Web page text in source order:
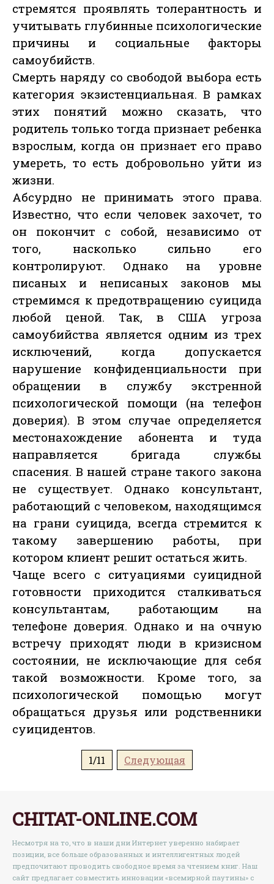
стремятся проявлять толерантность и
учитывать глубинные психологические
причины и социальные факторы
самоубийств.
Смерть наряду со свободой выбора есть
категория экзистенциальная. В рамках
этих понятий можно сказать, что
родитель только тогда признает ребенка
взрослым, когда он признает его право
умереть, то есть добровольно уйти из
жизни.
Абсурдно не принимать этого права.
Известно, что если человек захочет, то
он покончит с собой, независимо от
того, насколько сильно его
контролируют. Однако на уровне
писаных и неписаных законов мы
стремимся к предотвращению суицида
любой ценой. Так, в США угроза
самоубийства является одним из трех
исключений, когда допускается
нарушение конфиденциальности при
обращении в службу экстренной
психологической помощи (на телефон
доверия). В этом случае определяется
местонахождение абонента и туда
направляется бригада службы
спасения. В нашей стране такого закона
не существует. Однако консультант,
работающий с человеком, находящимся
на грани суицида, всегда стремится к
такому завершению работы, при
котором клиент решит остаться жить.
Чаще всего с ситуациями суицидной
готовности приходится сталкиваться
консультантам, работающим на
телефоне доверия. Однако и на очную
встречу приходят люди в кризисном
состоянии, не исключающие для себя
такой возможности. Кроме того, за
психологической помощью могут
обращаться друзья или родственники
суицидентов.
1/11 Следующая
CHITAT-ONLINE.COM
Несмотря на то, что в наши дни Интернет уверенно набирает
позиции, все больше образованных и интеллигентных людей
предпочитают проводить свободное время за чтением книг. Наш
сайт предлагает совместить инновации «всемирной паутины» с